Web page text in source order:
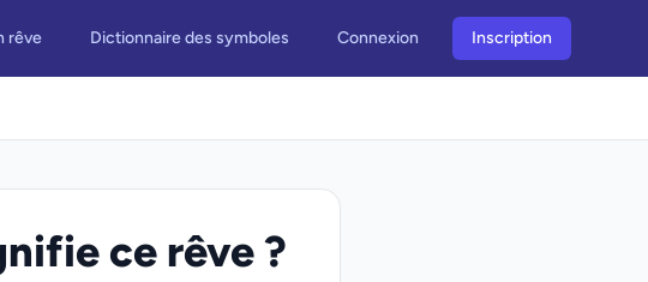
rêve Dictionnaire des symboles Connexion Inscription
ce rêve ?